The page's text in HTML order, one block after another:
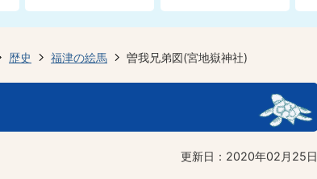
歴史 福津の絵馬 曽我兄弟図(宮地嶽神社)
更新日：2020年02月25日